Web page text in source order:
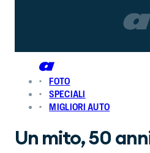
FOTO
SPECIALI
MIGLIORI AUTO
Un mito, 50